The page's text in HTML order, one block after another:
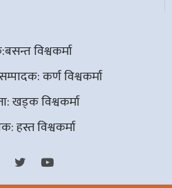
विश्वकर्मा
कर्ण विश्वकर्मा
खड्क विश्वकर्मा
हस्त विश्वकर्मा